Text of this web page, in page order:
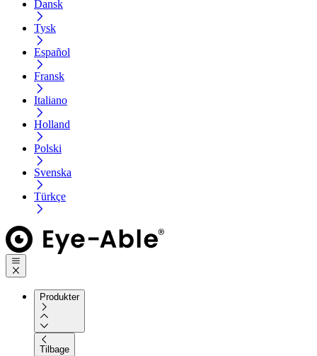
Dansk
Tysk
Español
Fransk
Italiano
Holland
Polski
Svenska
Türkçe
Produkter
Tilbage